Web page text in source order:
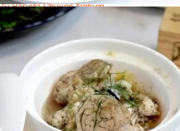
Barista Chuyên Nghiệp
Flair Bartending Chuyên Nghiệp
Pha Chế Đặc Biệt
Pha Chế Tổng Hợp
Quản Lý Bar
Cà Phê
Máy
Kinh Doanh Cafe – Chuỗi Cafe
Khởi Nghiệp Mô Hình Đồ Uống
Mô Hình Đồ Uống Thịnh Hành
Chuỗi Và Nhượng Quyền